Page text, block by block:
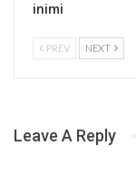
inimi
PREV NEXT
Leave A Reply